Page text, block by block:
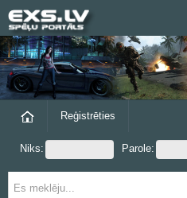
Reģistrēties
Niks: Parole: